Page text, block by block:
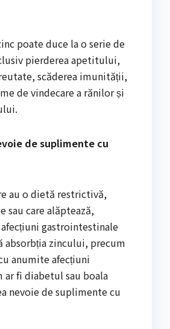
poate duce la o serie de
pierderea apetitului,
scăderea imunității,
de vindecare a rănilor și
de suplimente cu
au o dietă restrictivă,
sau care alăptează,
gastrointestinale
absorbția zincului, precum
anumite afecțiuni
ar fi diabetul sau boala
nevoie de suplimente cu